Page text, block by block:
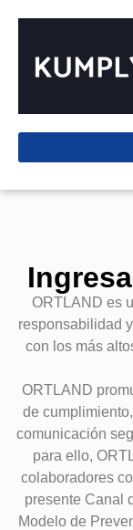
ORTLAND es
responsabilidad
con los más
ORTLAND
de
comunicación
para ello,
colaboradores
presente Canal
Modelo de